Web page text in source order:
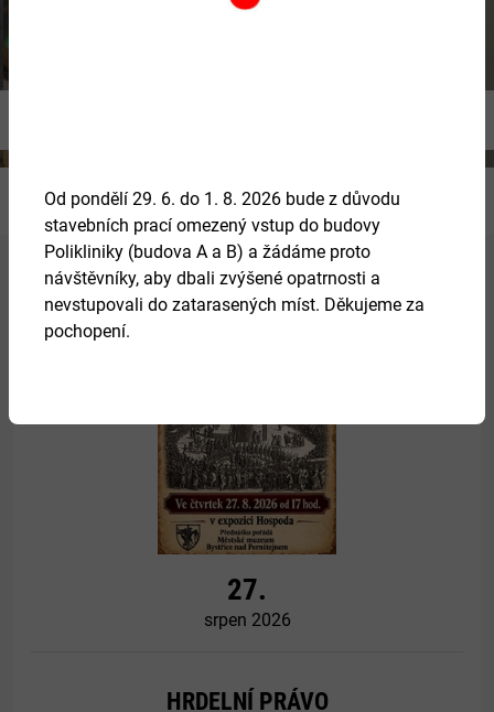
27.
srpen 2026
HRDELNÍ PRÁVO
Více
Od pondělí 29. 6. do 1. 8. 2026 bude z důvodu
stavebních prací omezený vstup do budovy
Polikliniky (budova A a B) a žádáme proto
návštěvníky, aby dbali zvýšené opatrnosti a
nevstupovali do zatarasených míst. Děkujeme za
pochopení.